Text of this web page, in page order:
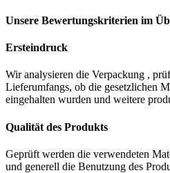
Unsere Bewertungskriterien im
Ersteindruck
Wir analysieren die Verpackung ,
Lieferumfangs, ob die gesetzlichen
eingehalten wurden und weitere
Qualität des Produkts
Geprüft werden die verwendeten
und generell die Benutzung des